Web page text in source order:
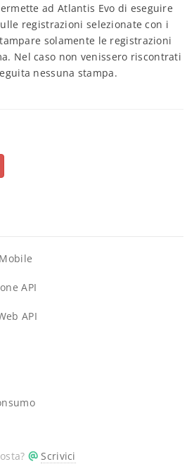
ad Atlantis Evo di eseguire
registrazioni selezionate con i
solamente le registrazioni
Nel caso non venissero riscontrati
nessuna stampa.
API
API
Scrivici